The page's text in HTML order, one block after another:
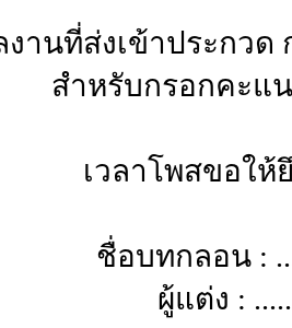
งานที่ส่งเข้าประกว
สำหรับกรอกคะแ
เวลาโพสขอใ
ชื่อบทกลอน :
ผู้แต่ง :